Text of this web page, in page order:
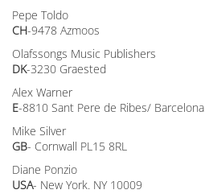
Pepe Toldo
CH-9478 Azmoos
Olafssongs Music Publishers
DK-3230 Graested
Alex Warner
E-8810 Sant Pere de Ribes/ Barcelona
Mike Silver
GB- Cornwall PL15 8RL
Diane Ponzio
USA- New York. NY 10009